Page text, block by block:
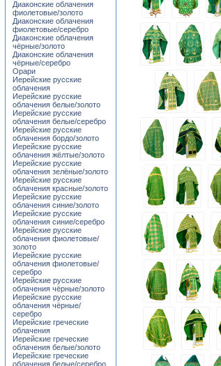
Диаконские облачения
фиолетовые/золото
Диаконские облачения
фиолетовые/серебро
Диаконские облачения
чёрные/золото
Диаконские облачения
чёрные/серебро
Орари
Иерейские русские
облачения
Иерейские русские
облачения белые/золото
Иерейские русские
облачения белые/серебро
Иерейские русские
облачения бордо/золото
Иерейские русские
облачения жёлтые/золото
Иерейские русские
облачения зелёные/золото
Иерейские русские
облачения красные/золото
Иерейские русские
облачения синие/золото
Иерейские русские
облачения синие/серебро
Иерейские русские
облачения фиолетовые/
золото
Иерейские русские
облачения фиолетовые/
серебро
Иерейские русские
облачения чёрные/золото
Иерейские русские
облачения чёрные/
серебро
Иерейские греческие
облачения
Иерейские греческие
облачения белые/золото
Иерейские греческие
облачения белые/серебро